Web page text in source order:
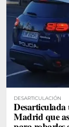
DESARTICULACIÓN
Madrid que